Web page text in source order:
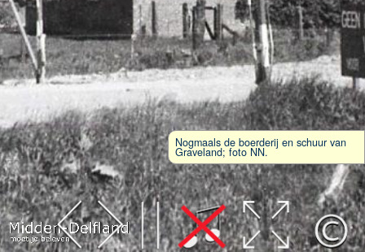
Leaflet| Map data ©OpenStreetMap
contributors,CC-BY-SA, Imagery ©Mapbox
Nogmaals de boerderij en schuur van
Graveland; foto NN.